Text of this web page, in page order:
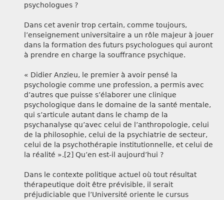
psychologues ?
Dans cet avenir trop certain, comme toujours,
l’enseignement universitaire a un rôle majeur à jouer
dans la formation des futurs psychologues qui auront
à prendre en charge la souffrance psychique.
« Didier Anzieu, le premier à avoir pensé la
psychologie comme une profession, a permis avec
d’autres que puisse s’élaborer une clinique
psychologique dans le domaine de la santé mentale,
qui s’articule autant dans le champ de la
psychanalyse qu’avec celui de l’anthropologie, celui
de la philosophie, celui de la psychiatrie de secteur,
celui de la psychothérapie institutionnelle, et celui de
la réalité ».[2] Qu’en est-il aujourd’hui ?
Dans le contexte politique actuel où tout résultat
thérapeutique doit être prévisible, il serait
préjudiciable que l’Université oriente le cursus